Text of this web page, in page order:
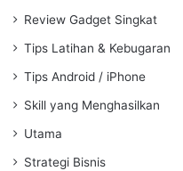
Review Gadget Singkat
Tips Latihan & Kebugaran
Tips Android / iPhone
Skill yang Menghasilkan
Utama
Strategi Bisnis